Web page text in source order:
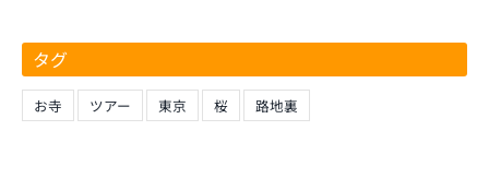
タグ
お寺 ツアー 東京 桜 路地裏